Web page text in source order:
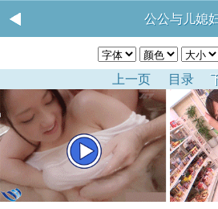
公公与儿媳
上一页 目录